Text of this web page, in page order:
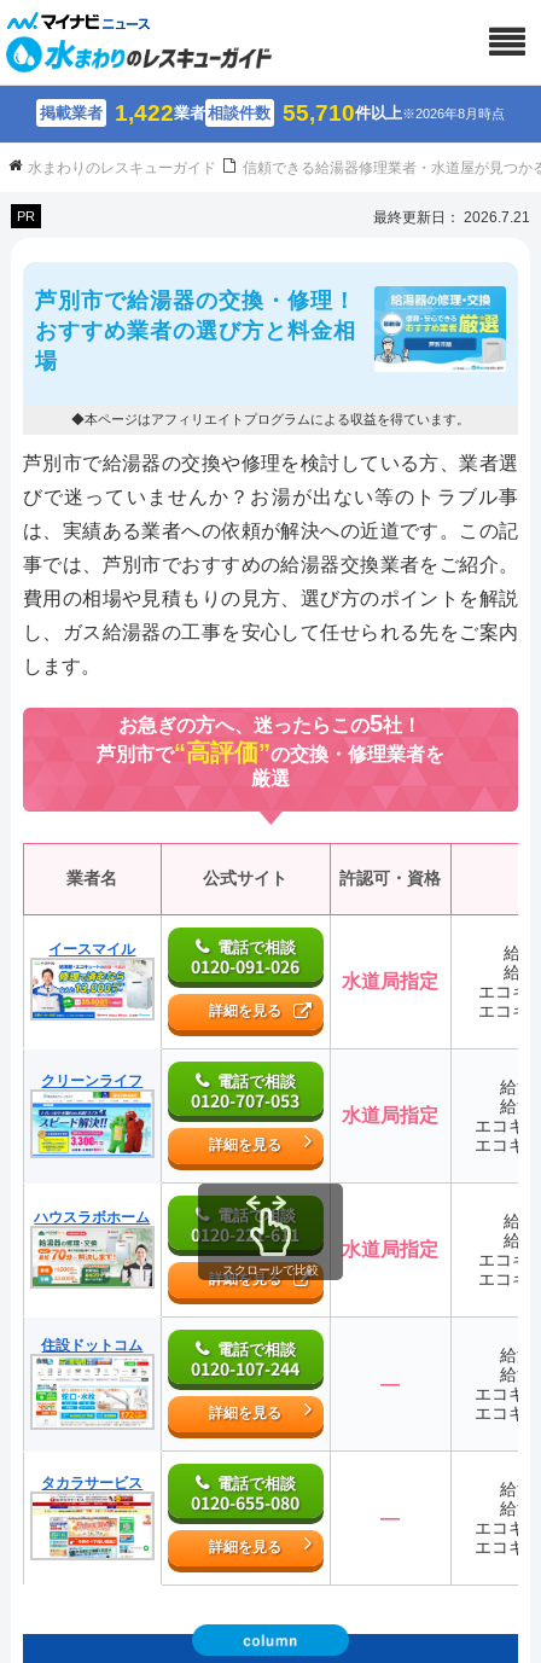
掲載業者 1,422業者相談件数 55,710件以上※2026年8月時点
水まわりのレスキューガイド 信頼できる給湯器修理業者・水道屋が見つか
PR 最終更新日： 2026.7.21
芦別市で給湯器の交換・修理！
おすすめ業者の選び方と料金相
場
◆本ページはアフィリエイトプログラムによる収益を得ています。
芦別市で給湯器の交換や修理を検討している方、業者選
びで迷っていませんか？お湯が出ない等のトラブル事
は、実績ある業者への依頼が解決への近道です。この記
事では、芦別市でおすすめの給湯器交換業者をご紹介。
費用の相場や見積もりの見方、選び方のポイントを解説
し、ガス給湯器の工事を安心して任せられる先をご案内
します。
お急ぎの方へ、迷ったらこの5社！
芦別市で“高評価”の交換・修理業者を
厳選
業者名 公式サイト 許認可・資格
イースマイル 電話で相談
0120-091-026
詳細を見る
水道局指定
給
給
エコキ
エコキ
クリーンライフ 電話で相談
0120-707-053
詳細を見る
水道局指定
給湯
給湯
エコキ
エコキ
ハウスラボホーム 電話で相談
0120-221-611
詳細を見る
水道局指定
給
給
エコキ
エコキ
住設ドットコム 電話で相談
0120-107-244
詳細を見る
―
給湯
給湯
エコキ
エコキ
タカラサービス 電話で相談
0120-655-080
詳細を見る
―
給湯
給湯
エコキ
エコキ
スクロールで比較